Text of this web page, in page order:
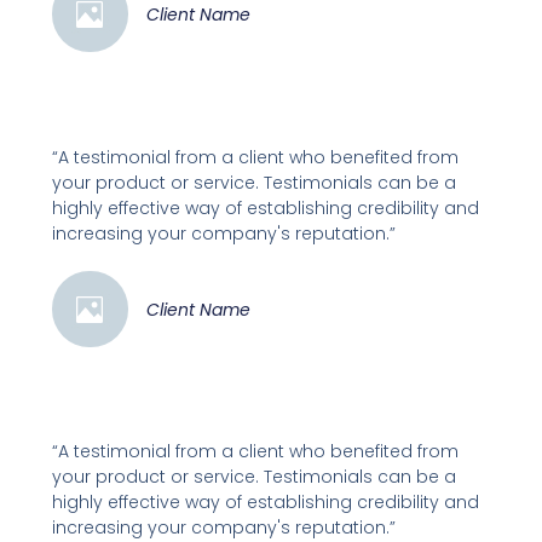
Client Name
“A testimonial from a client who benefited from
your product or service. Testimonials can be a
highly effective way of establishing credibility and
increasing your company's reputation.”
Client Name
“A testimonial from a client who benefited from
your product or service. Testimonials can be a
highly effective way of establishing credibility and
increasing your company's reputation.”